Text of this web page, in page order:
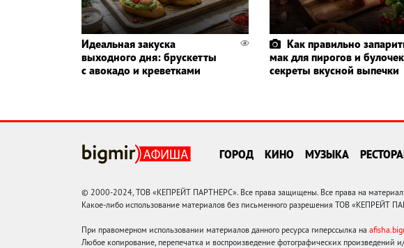
Идеальная закуска
выходного дня: брускетты
с авокадо и креветками
Как правильно
мак для пирогов и
секреты вкусной выпечки
ГОРОД КИНО МУЗЫКА
© 2000-2024, ТОВ «КЕПРЕЙТ ПАРТНЕРС». Все права защищены. Все права на
Какое-либо использование материалов без письменного разрешения ТОВ «КЕПРЕЙТ
При правомерном использовании материалов данного ресурса гиперссылка на
Любое копирование, перепечатка и воспроизведение фотографических произведений